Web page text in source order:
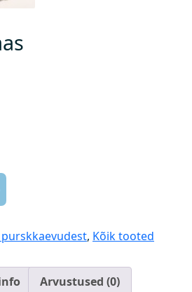
, Kõik tooted
Arvustused (0)